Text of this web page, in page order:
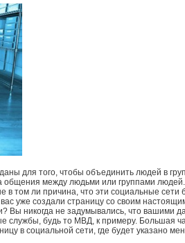
для того, чтобы объединить людей в
общения между людьми или группами
в том ли причина, что эти социальные
уже создали страницу со своим
никогда не задумывались, что вашими
службы, будь то МВД, к примеру. Большая
в социальной сети, где будет указано